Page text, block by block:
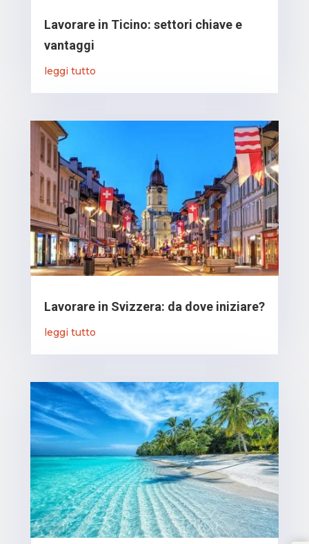
Lavorare in Ticino: settori chiave e
vantaggi
leggi tutto
Lavorare in Svizzera: da dove iniziare?
leggi tutto